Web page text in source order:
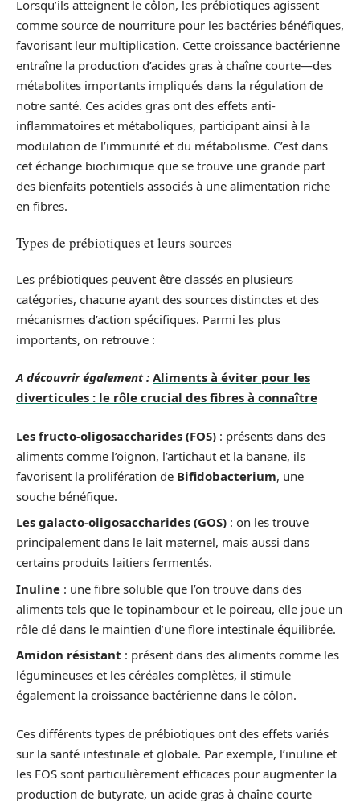
Lorsqu’ils atteignent le côlon, les prébiotiques agissent
comme source de nourriture pour les bactéries bénéfiques,
favorisant leur multiplication. Cette croissance bactérienne
entraîne la production d’acides gras à chaîne courte—des
métabolites importants impliqués dans la régulation de
notre santé. Ces acides gras ont des effets anti-
inflammatoires et métaboliques, participant ainsi à la
modulation de l’immunité et du métabolisme. C’est dans
cet échange biochimique que se trouve une grande part
des bienfaits potentiels associés à une alimentation riche
en fibres.
Types de prébiotiques et leurs sources
Les prébiotiques peuvent être classés en plusieurs
catégories, chacune ayant des sources distinctes et des
mécanismes d’action spécifiques. Parmi les plus
importants, on retrouve :
A découvrir également : Aliments à éviter pour les
diverticules : le rôle crucial des fibres à connaître
Les fructo-oligosaccharides (FOS) : présents dans des
aliments comme l’oignon, l’artichaut et la banane, ils
favorisent la prolifération de Bifidobacterium, une
souche bénéfique.
Les galacto-oligosaccharides (GOS) : on les trouve
principalement dans le lait maternel, mais aussi dans
certains produits laitiers fermentés.
Inuline : une fibre soluble que l’on trouve dans des
aliments tels que le topinambour et le poireau, elle joue un
rôle clé dans le maintien d’une flore intestinale équilibrée.
Amidon résistant : présent dans des aliments comme les
légumineuses et les céréales complètes, il stimule
également la croissance bactérienne dans le côlon.
Ces différents types de prébiotiques ont des effets variés
sur la santé intestinale et globale. Par exemple, l’inuline et
les FOS sont particulièrement efficaces pour augmenter la
production de butyrate, un acide gras à chaîne courte